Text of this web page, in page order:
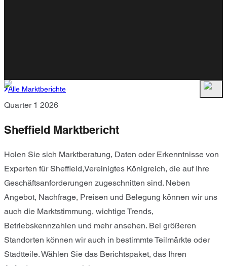
Alle Marktberichte
Quarter 1 2026
Sheffield Marktbericht
Holen Sie sich Marktberatung, Daten oder Erkenntnisse von
Experten für Sheffield,Vereinigtes Königreich, die auf Ihre
Geschäftsanforderungen zugeschnitten sind. Neben
Angebot, Nachfrage, Preisen und Belegung können wir uns
auch die Marktstimmung, wichtige Trends,
Betriebskennzahlen und mehr ansehen. Bei größeren
Standorten können wir auch in bestimmte Teilmärkte oder
Stadtteile. Wählen Sie das Berichtspaket, das Ihren